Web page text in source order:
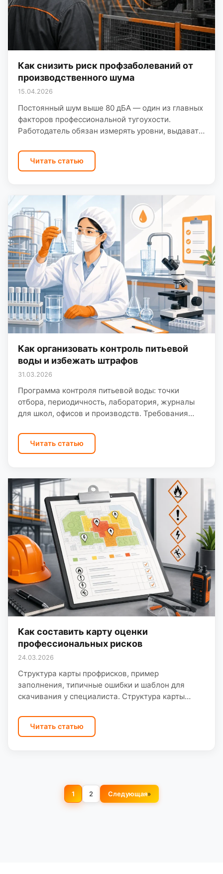
Как снизить риск профзаболеваний от
производственного шума
15.04.2026
Постоянный шум выше 80 дБА — один из главных
факторов профессиональной тугоухости.
Работодатель обязан измерять уровни, выдавать
инженерными методами. Для шума проводят
инструментальные…
Читать статью
Как организовать контроль питьевой
воды и избежать штрафов
31.03.2026
Программа контроля питьевой воды: точки
отбора, периодичность, лаборатория, журналы
для школ, офисов и производств. Требования
практика ООО «Санэк» при работе с…
Читать статью
Как составить карту оценки
профессиональных рисков
24.03.2026
Структура карты профрисков, пример
заполнения, типичные ошибки и шаблон для
скачивания у специалиста. Структура карты
практика ООО «Санэк» при работе с
предприятиями Саратовской…
Читать статью
Навигация по страницам
1 2 Следующая»